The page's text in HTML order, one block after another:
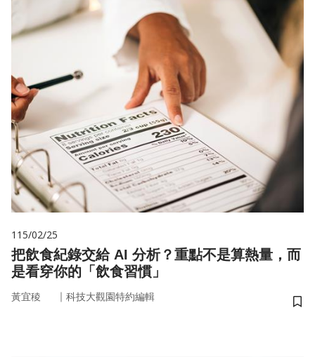
115/02/25
把飲食紀錄交給 AI 分析？重點不是算熱量，而
是看穿你的「飲食習慣」
黃宜稜 ｜ 科技大觀園特約編輯
儲